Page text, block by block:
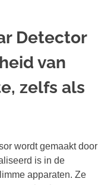
Detector
van
zelfs als
wordt gemaakt door
is in de
apparaten. Ze